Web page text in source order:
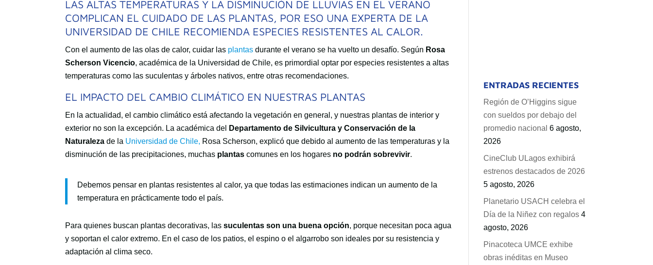
LAS ALTAS TEMPERATURAS Y LA DISMINUCIÓN DE LLUVIAS EN EL VERANO
COMPLICAN EL CUIDADO DE LAS PLANTAS, POR ESO UNA EXPERTA DE LA
UNIVERSIDAD DE CHILE RECOMIENDA ESPECIES RESISTENTES AL CALOR.
Con el aumento de las olas de calor, cuidar las plantas durante el verano se ha vuelto un desafío. Según Rosa
Scherson Vicencio, académica de la Universidad de Chile, es primordial optar por especies resistentes a altas
temperaturas como las suculentas y árboles nativos, entre otras recomendaciones.
EL IMPACTO DEL CAMBIO CLIMÁTICO EN NUESTRAS PLANTAS
En la actualidad, el cambio climático está afectando la vegetación en general, y nuestras plantas de interior y
exterior no son la excepción. La académica del
Departamento de Silvicultura y Conservación de la
Naturaleza de la Universidad de Chile, Rosa Scherson, explicó que debido al aumento de las temperaturas y la
disminución de las precipitaciones, muchas plantas comunes en los hogares no podrán sobrevivir.
Debemos pensar en plantas resistentes al calor, ya que todas las estimaciones indican un aumento de la
temperatura en prácticamente todo el país.
Para quienes buscan plantas decorativas, lassuculentas son una buena opción, porque necesitan poca agua
y soportan el calor extremo. En el caso de los patios, el espino o el algarrobo son ideales por su resistencia y
adaptación al clima seco.
ENTRADAS RECIENTES
Región de O’Higgins sigue
con sueldos por debajo del
promedio nacional 6 agosto,
2026
CineClub ULagos exhibirá
estrenos destacados de 2026
5 agosto, 2026
Planetario USACH celebra el
Día de la Niñez con regalos 4
agosto, 2026
Pinacoteca UMCE exhibe
obras inéditas en Museo